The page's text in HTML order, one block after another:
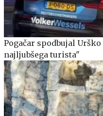
Pogačar spodbujal
najljubšega turista"